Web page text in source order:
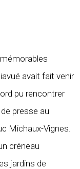
avait fait venir
pu rencontrer
presse au
Michaux-Vignes.
créneau
jardins de